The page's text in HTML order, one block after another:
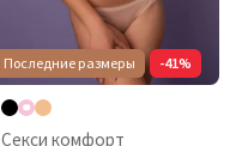
Последние размеры -41%
Секси комфорт